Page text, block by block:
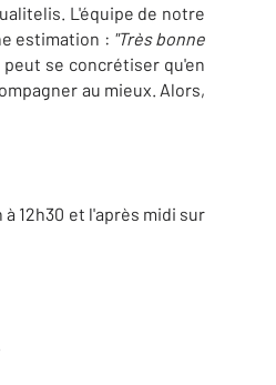
L'équipe de notre
estimation : "Très bonne
se concrétiser qu'en
au mieux. Alors,
12h30 et l'après midi sur